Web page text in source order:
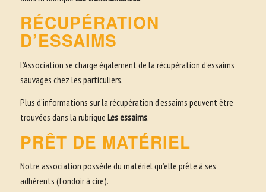
RÉCUPÉRATION
D’ESSAIMS
L’Association se charge également de la récupération d’essaims
sauvages chez les particuliers.
Plus d’informations sur la récupération d’essaims peuvent être
trouvées dans la rubrique Les essaims.
PRÊT DE MATÉRIEL
Notre association possède du matériel qu’elle prête à ses
adhérents (fondoir à cire).